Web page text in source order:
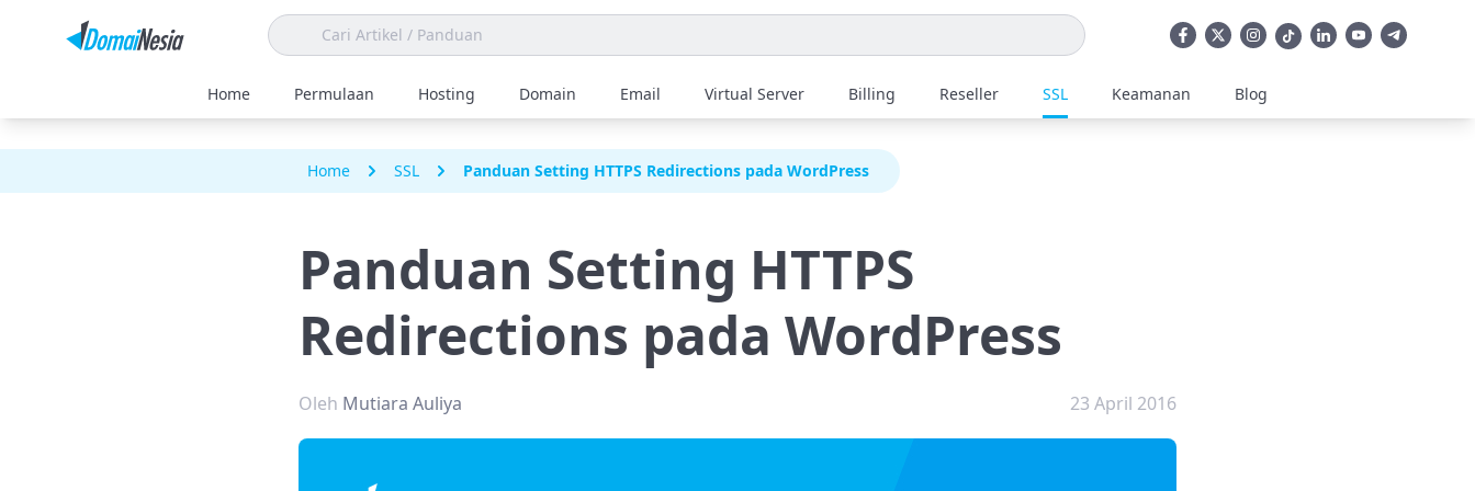
Home Permulaan Hosting Domain Email Virtual Server Billing Reseller SSL Keamanan Blog
Home SSL Panduan Setting HTTPS Redirections pada WordPress
Panduan Setting HTTPS
Redirections pada WordPress
Oleh Mutiara Auliya 23 April 2016